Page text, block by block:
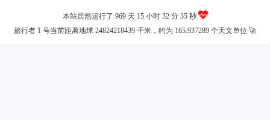
本站居然运行了 969 天 15 小时 32 分 35 秒
旅行者 1 号当前距离地球 24824218439 千米，约为 165.937289 个天文单位 🚀